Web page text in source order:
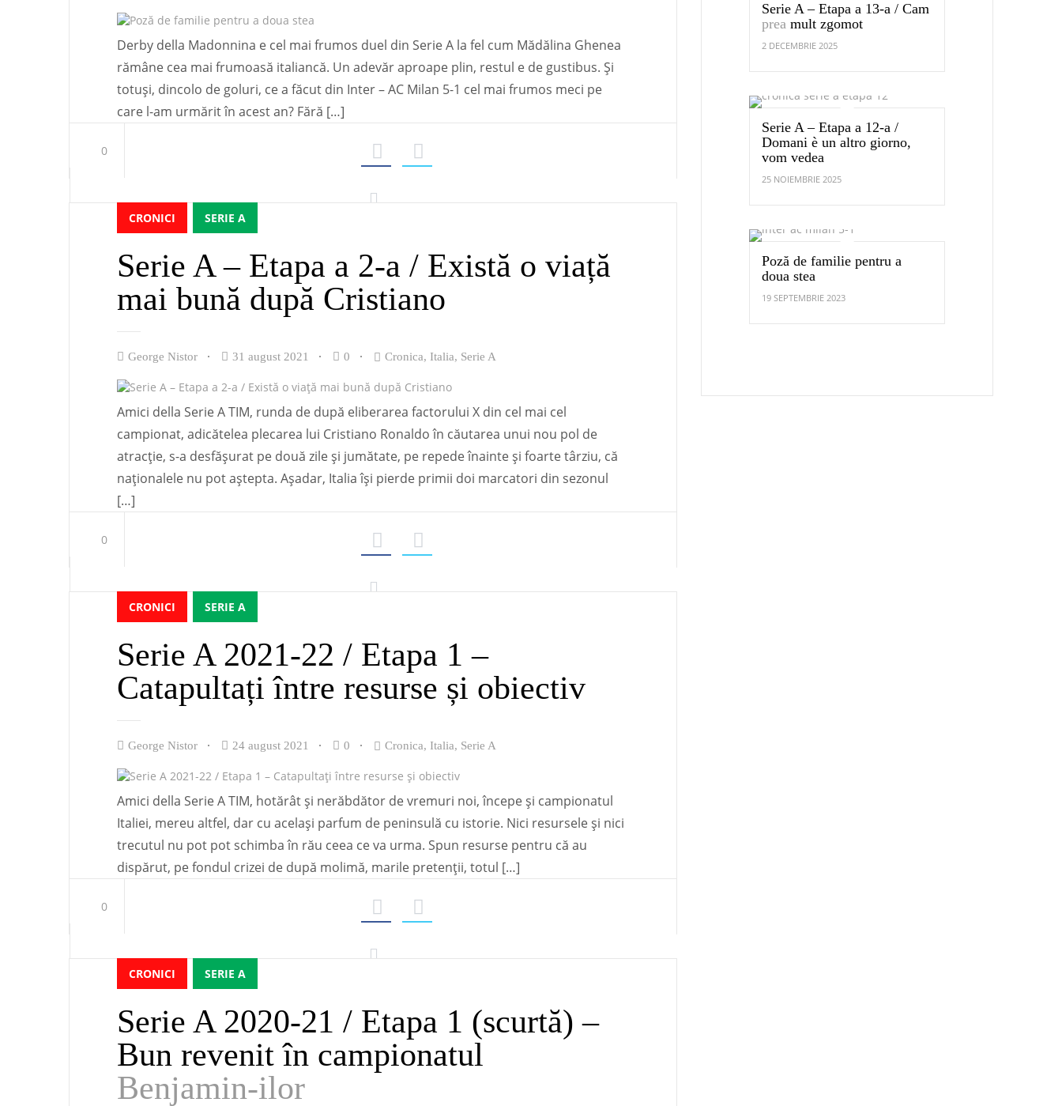
Derby della Madonnina e cel mai frumos duel din Serie A la fel cum Mădălina Ghenea
rămâne cea mai frumoasă italiancă. Un adevăr aproape plin, restul e de gustibus. Și
totuși, dincolo de goluri, ce a făcut din Inter – AC Milan 5-1 cel mai frumos meci pe
care l-am urmărit în acest an? Fără […]
0
CRONICI SERIE A
Serie A – Etapa a 2-a / Există o viață
mai bună după Cristiano
George Nistor 31 august 2021 0 Cronica, Italia, Serie A
Amici della Serie A TIM, runda de după eliberarea factorului X din cel mai cel
campionat, adicătelea plecarea lui Cristiano Ronaldo în căutarea unui nou pol de
atracție, s-a desfășurat pe două zile și jumătate, pe repede înainte și foarte târziu, că
naționalele nu pot aștepta. Așadar, Italia își pierde primii doi marcatori din sezonul
[…]
0
CRONICI SERIE A
Serie A 2021-22 / Etapa 1 –
Catapultați între resurse și obiectiv
George Nistor 24 august 2021 0 Cronica, Italia, Serie A
Amici della Serie A TIM, hotărât și nerăbdător de vremuri noi, începe și campionatul
Italiei, mereu altfel, dar cu același parfum de peninsulă cu istorie. Nici resursele și nici
trecutul nu pot pot schimba în rău ceea ce va urma. Spun resurse pentru că au
dispărut, pe fondul crizei de după molimă, marile pretenții, totul […]
0
CRONICI SERIE A
Serie A 2020-21 / Etapa 1 (scurtă) –
Bun revenit în campionatul
Benjamin-ilor
Serie A – Etapa a 13-a / Cam
prea mult zgomot
2 DECEMBRIE 2025
Serie A – Etapa a 12-a /
Domani è un altro giorno,
vom vedea
25 NOIEMBRIE 2025
Poză de familie pentru a
doua stea
19 SEPTEMBRIE 2023